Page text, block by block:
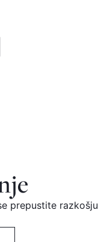
prepustite razkošju